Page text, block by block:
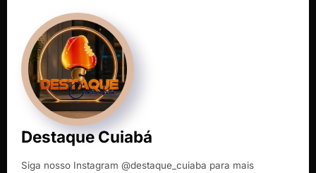
Destaque Cuiabá
Siga nosso Instagram @destaque_cuiaba para mais